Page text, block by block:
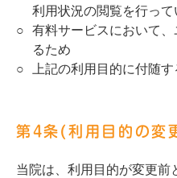
利用状況の閲覧を行っ
有料サービスにおいて
るため
上記の利用目的に付随
第4条(利用目的の変
当院は、利用目的が変更前